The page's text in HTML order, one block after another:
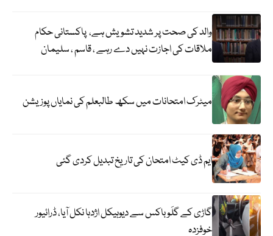
والد کی صحت پر شدید تشویش ہے، پاکستانی حکام
ملاقات کی اجازت نہیں دے رہے ، قاسم ، سلیمان
میٹرک امتحانات میں سکھ طالبعلم کی نمایاں پوزیشن
ایم ڈی کیٹ امتحان کی تاریخ تبدیل کردی گئی
گاڑی کے گلَو باکس سے دیوہیکل اژدہا نکل آیا، ڈرائیور
خوفزدہ